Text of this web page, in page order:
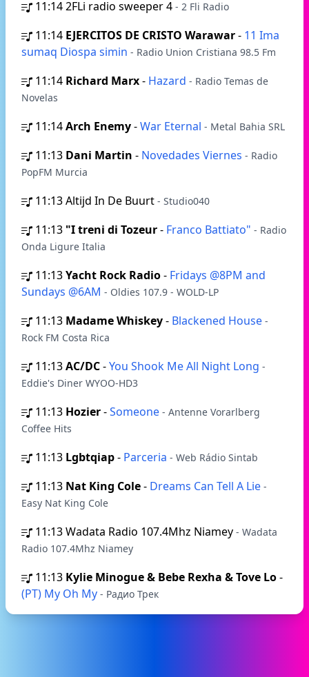
11:142FLi radio sweeper 4 - 2 Fli Radio
11:14 EJERCITOS DE CRISTO Warawar- 11 Ima
sumaq Diospa simin - Radio Union Cristiana 98.5 Fm
11:14 Richard Marx- Hazard - Radio Temas de
Novelas
11:14Arch Enemy-War Eternal - Metal Bahia SRL
11:13 Dani Martin - Novedades Viernes - Radio
PopFM Murcia
11:13Altijd In De Buurt - Studio040
11:13 "I treni di Tozeur- Franco Battiato" - Radio
Onda Ligure Italia
11:13Yacht Rock Radio- Fridays @8PM and
Sundays @6AM - Oldies 107.9 - WOLD-LP
11:13 Madame Whiskey- Blackened House -
Rock FM Costa Rica
11:13AC/DC-You Shook Me All Night Long -
Eddie's Diner WYOO-HD3
11:13 Hozier-Someone - Antenne Vorarlberg
Coffee Hits
11:13 Lgbtqiap- Parceria - Web Rádio Sintab
11:13 Nat King Cole- Dreams Can Tell A Lie -
Easy Nat King Cole
11:13Wadata Radio 107.4Mhz Niamey - Wadata
Radio 107.4Mhz Niamey
11:13 Kylie Minogue & Bebe Rexha & Tove Lo-
(РТ) My Oh My - Радио Трек